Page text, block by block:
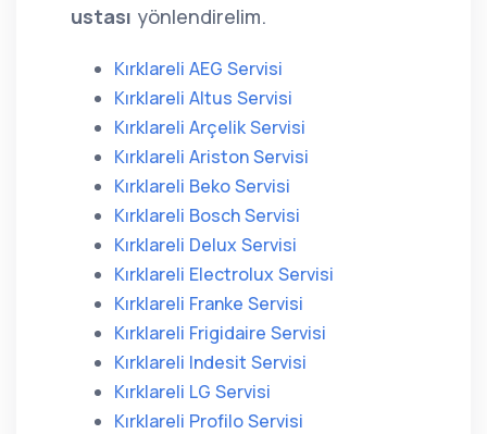
ustası yönlendirelim.
Kırklareli AEG Servisi
Kırklareli Altus Servisi
Kırklareli Arçelik Servisi
Kırklareli Ariston Servisi
Kırklareli Beko Servisi
Kırklareli Bosch Servisi
Kırklareli Delux Servisi
Kırklareli Electrolux Servisi
Kırklareli Franke Servisi
Kırklareli Frigidaire Servisi
Kırklareli Indesit Servisi
Kırklareli LG Servisi
Kırklareli Profilo Servisi